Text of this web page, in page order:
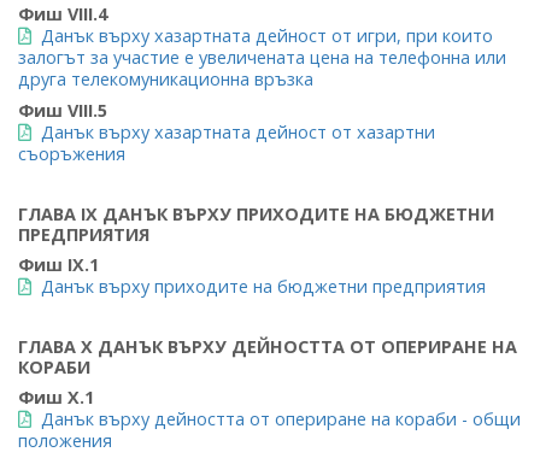
Фиш VIII.4
Данък върху хазартната дейност от игри, при които
залогът за участие е увеличената цена на телефонна или
друга телекомуникационна връзка
Фиш VIII.5
Данък върху хазартната дейност от хазартни
съоръжения
ГЛАВА IX ДАНЪК ВЪРХУ ПРИХОДИТЕ НА БЮДЖЕТНИ
ПРЕДПРИЯТИЯ
Фиш IX.1
Данък върху приходите на бюджетни предприятия
ГЛАВА X ДАНЪК ВЪРХУ ДЕЙНОСТТА ОТ ОПЕРИРАНЕ НА
КОРАБИ
Фиш X.1
Данък върху дейността от опериране на кораби - общи
положения